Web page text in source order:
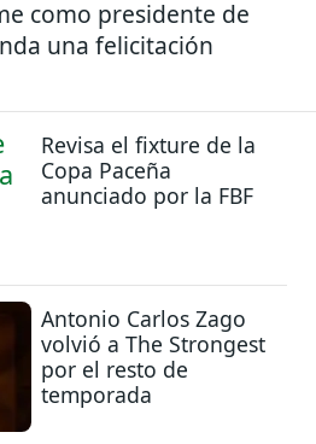
como presidente de
una felicitación
Revisa el fixture de la
Copa Paceña
anunciado por la FBF
Antonio Carlos Zago
volvió a The Strongest
por el resto de
temporada